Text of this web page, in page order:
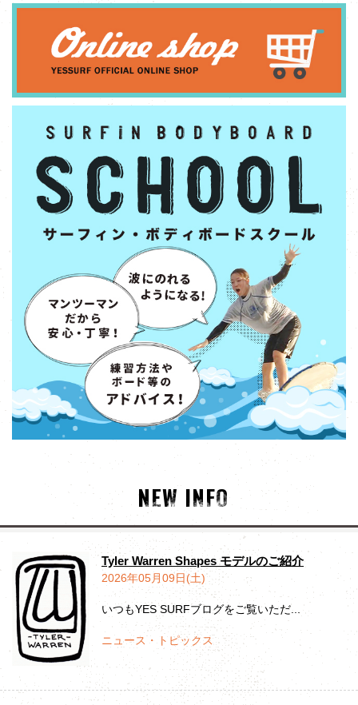
NEW INFO
Tyler Warren Shapes モデルのご紹介
2026年05月09日(土)
いつもYES SURFブログをご覧いただ...
ニュース・トピックス